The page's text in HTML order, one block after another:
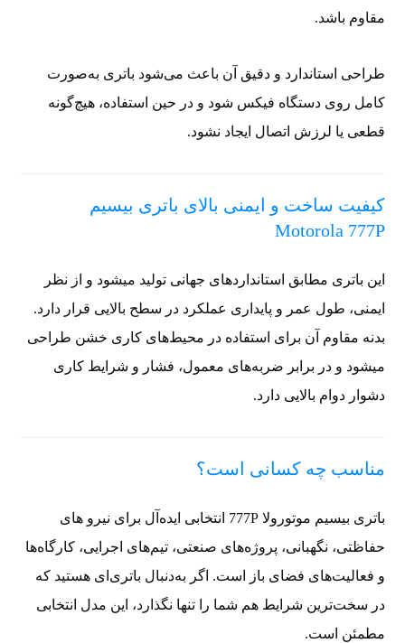
مقاوم باشد.
طراحی استاندارد و دقیق آن باعث می‌شود باتری به‌صورت
کامل روی دستگاه فیکس شود و در حین استفاده، هیچ‌گونه
قطعی یا لرزش اتصال ایجاد نشود.
کیفیت ساخت و ایمنی بالای باتری بیسیم
Motorola 777P
این باتری مطابق استانداردهای جهانی تولید میشود و از نظر
ایمنی، طول عمر و پایداری عملکرد در سطح بالایی قرار دارد.
بدنه مقاوم آن برای استفاده در محیط‌های کاری خشن طراحی
میشود و در برابر ضربه‌های معمول، فشار و شرایط کاری
دشوار دوام بالایی دارد.
مناسب چه کسانی است؟
باتری بیسیم موتورولا 777P انتخابی ایده‌آل برای نیرو های
حفاظتی، نگهبانی، پروژه‌های صنعتی، تیم‌های اجرایی، کارگاه‌ها
و فعالیت‌های فضای باز است. اگر به‌دنبال باتری‌ای هستید که
در سخت‌ترین شرایط هم شما را تنها نگذارد، این مدل انتخابی
مطمئن است.